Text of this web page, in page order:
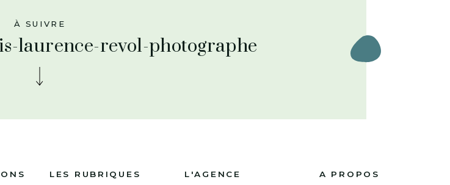
À SUIVRE
laurence-revol-photographe
LES RUBRIQUES L'AGENCE A PROPOS